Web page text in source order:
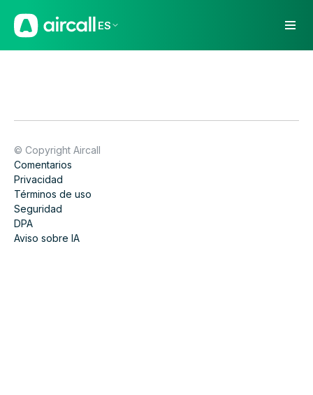
ES
© Copyright Aircall
Comentarios
Privacidad
Términos de uso
Seguridad
DPA
Aviso sobre IA